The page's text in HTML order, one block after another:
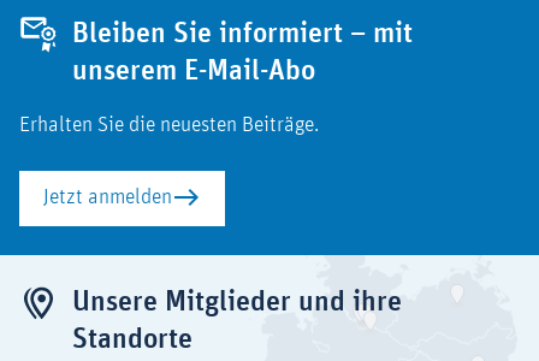
Bleiben Sie informiert – mit
unserem E-Mail-Abo
Erhalten Sie die neuesten Beiträge.
Jetzt anmelden
Unsere Mitglieder und ihre
Standorte